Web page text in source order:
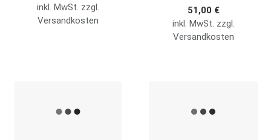
inkl. MwSt. zzgl.
Versandkosten
51,00 €
inkl. MwSt. zzgl.
Versandkosten